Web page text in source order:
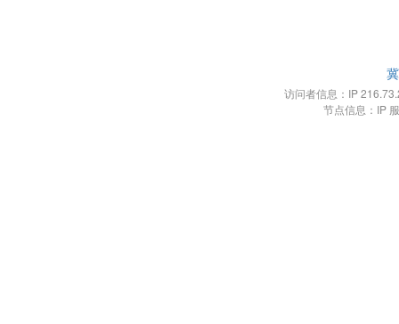
访问者信息：IP
节点信息：IP